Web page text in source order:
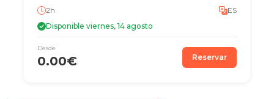
2h
ES
Disponible viernes, 14 agosto
Desde
0.00€ Reservar